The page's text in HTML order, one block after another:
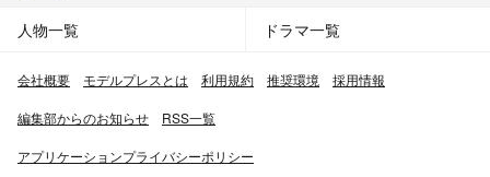
人物一覧 ドラマ一覧
会社概要 モデルプレスとは 利用規約 推奨環境 採用情報
編集部からのお知らせ RSS一覧
アプリケーションプライバシーポリシー